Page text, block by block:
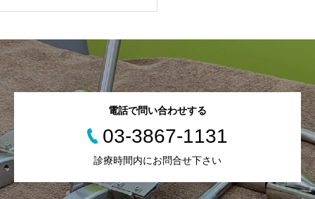
電話で問い合わせする
03-3867-1131
診療時間内にお問合せ下さい